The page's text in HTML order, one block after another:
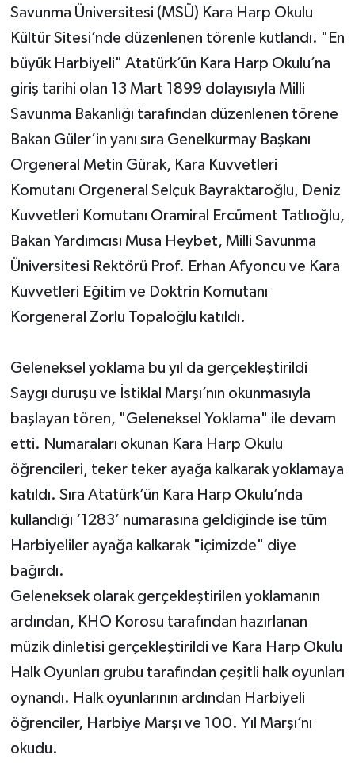
Savunma Üniversitesi (MSÜ) Kara Harp Okulu
Kültür Sitesi’nde düzenlenen törenle kutlandı. "En
büyük Harbiyeli" Atatürk’ün Kara Harp Okulu’na
giriş tarihi olan 13 Mart 1899 dolayısıyla Milli
Savunma Bakanlığı tarafından düzenlenen törene
Bakan Güler’in yanı sıra Genelkurmay Başkanı
Orgeneral Metin Gürak, Kara Kuvvetleri
Komutanı Orgeneral Selçuk Bayraktaroğlu, Deniz
Kuvvetleri Komutanı Oramiral Ercüment Tatlıoğlu,
Bakan Yardımcısı Musa Heybet, Milli Savunma
Üniversitesi Rektörü Prof. Erhan Afyoncu ve Kara
Kuvvetleri Eğitim ve Doktrin Komutanı
Korgeneral Zorlu Topaloğlu katıldı.
Geleneksel yoklama bu yıl da gerçekleştirildi
Saygı duruşu ve İstiklal Marşı’nın okunmasıyla
başlayan tören, "Geleneksel Yoklama" ile devam
etti. Numaraları okunan Kara Harp Okulu
öğrencileri, teker teker ayağa kalkarak yoklamaya
katıldı. Sıra Atatürk’ün Kara Harp Okulu’nda
kullandığı ‘1283’ numarasına geldiğinde ise tüm
Harbiyeliler ayağa kalkarak "içimizde" diye
bağırdı.
Geleneksek olarak gerçekleştirilen yoklamanın
ardından, KHO Korosu tarafından hazırlanan
müzik dinletisi gerçekleştirildi ve Kara Harp Okulu
Halk Oyunları grubu tarafından çeşitli halk oyunları
oynandı. Halk oyunlarının ardından Harbiyeli
öğrenciler, Harbiye Marşı ve 100. Yıl Marşı’nı
okudu.